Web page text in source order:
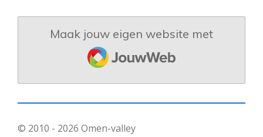
Maak jouw eigen website met
JouwWeb
© 2010 - 2026 Omen-valley